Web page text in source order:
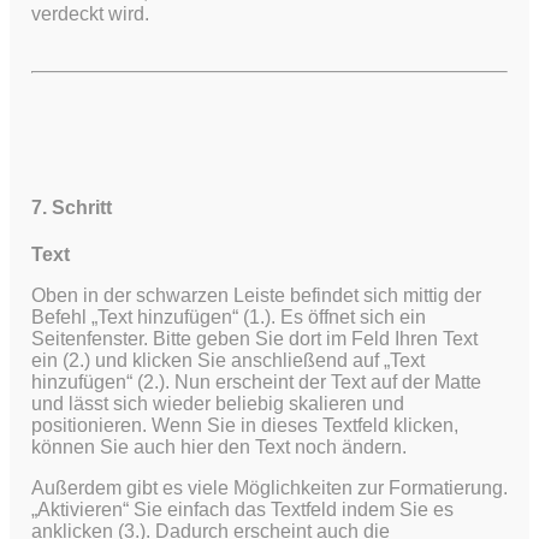
verdeckt wird.
7. Schritt
Text
Oben in der schwarzen Leiste befindet sich mittig der
Befehl „Text hinzufügen“ (1.). Es öffnet sich ein
Seitenfenster. Bitte geben Sie dort im Feld Ihren Text
ein (2.) und klicken Sie anschließend auf „Text
hinzufügen“ (2.). Nun erscheint der Text auf der Matte
und lässt sich wieder beliebig skalieren und
positionieren. Wenn Sie in dieses Textfeld klicken,
können Sie auch hier den Text noch ändern.
Außerdem gibt es viele Möglichkeiten zur Formatierung.
„Aktivieren“ Sie einfach das Textfeld indem Sie es
anklicken (3.). Dadurch erscheint auch die